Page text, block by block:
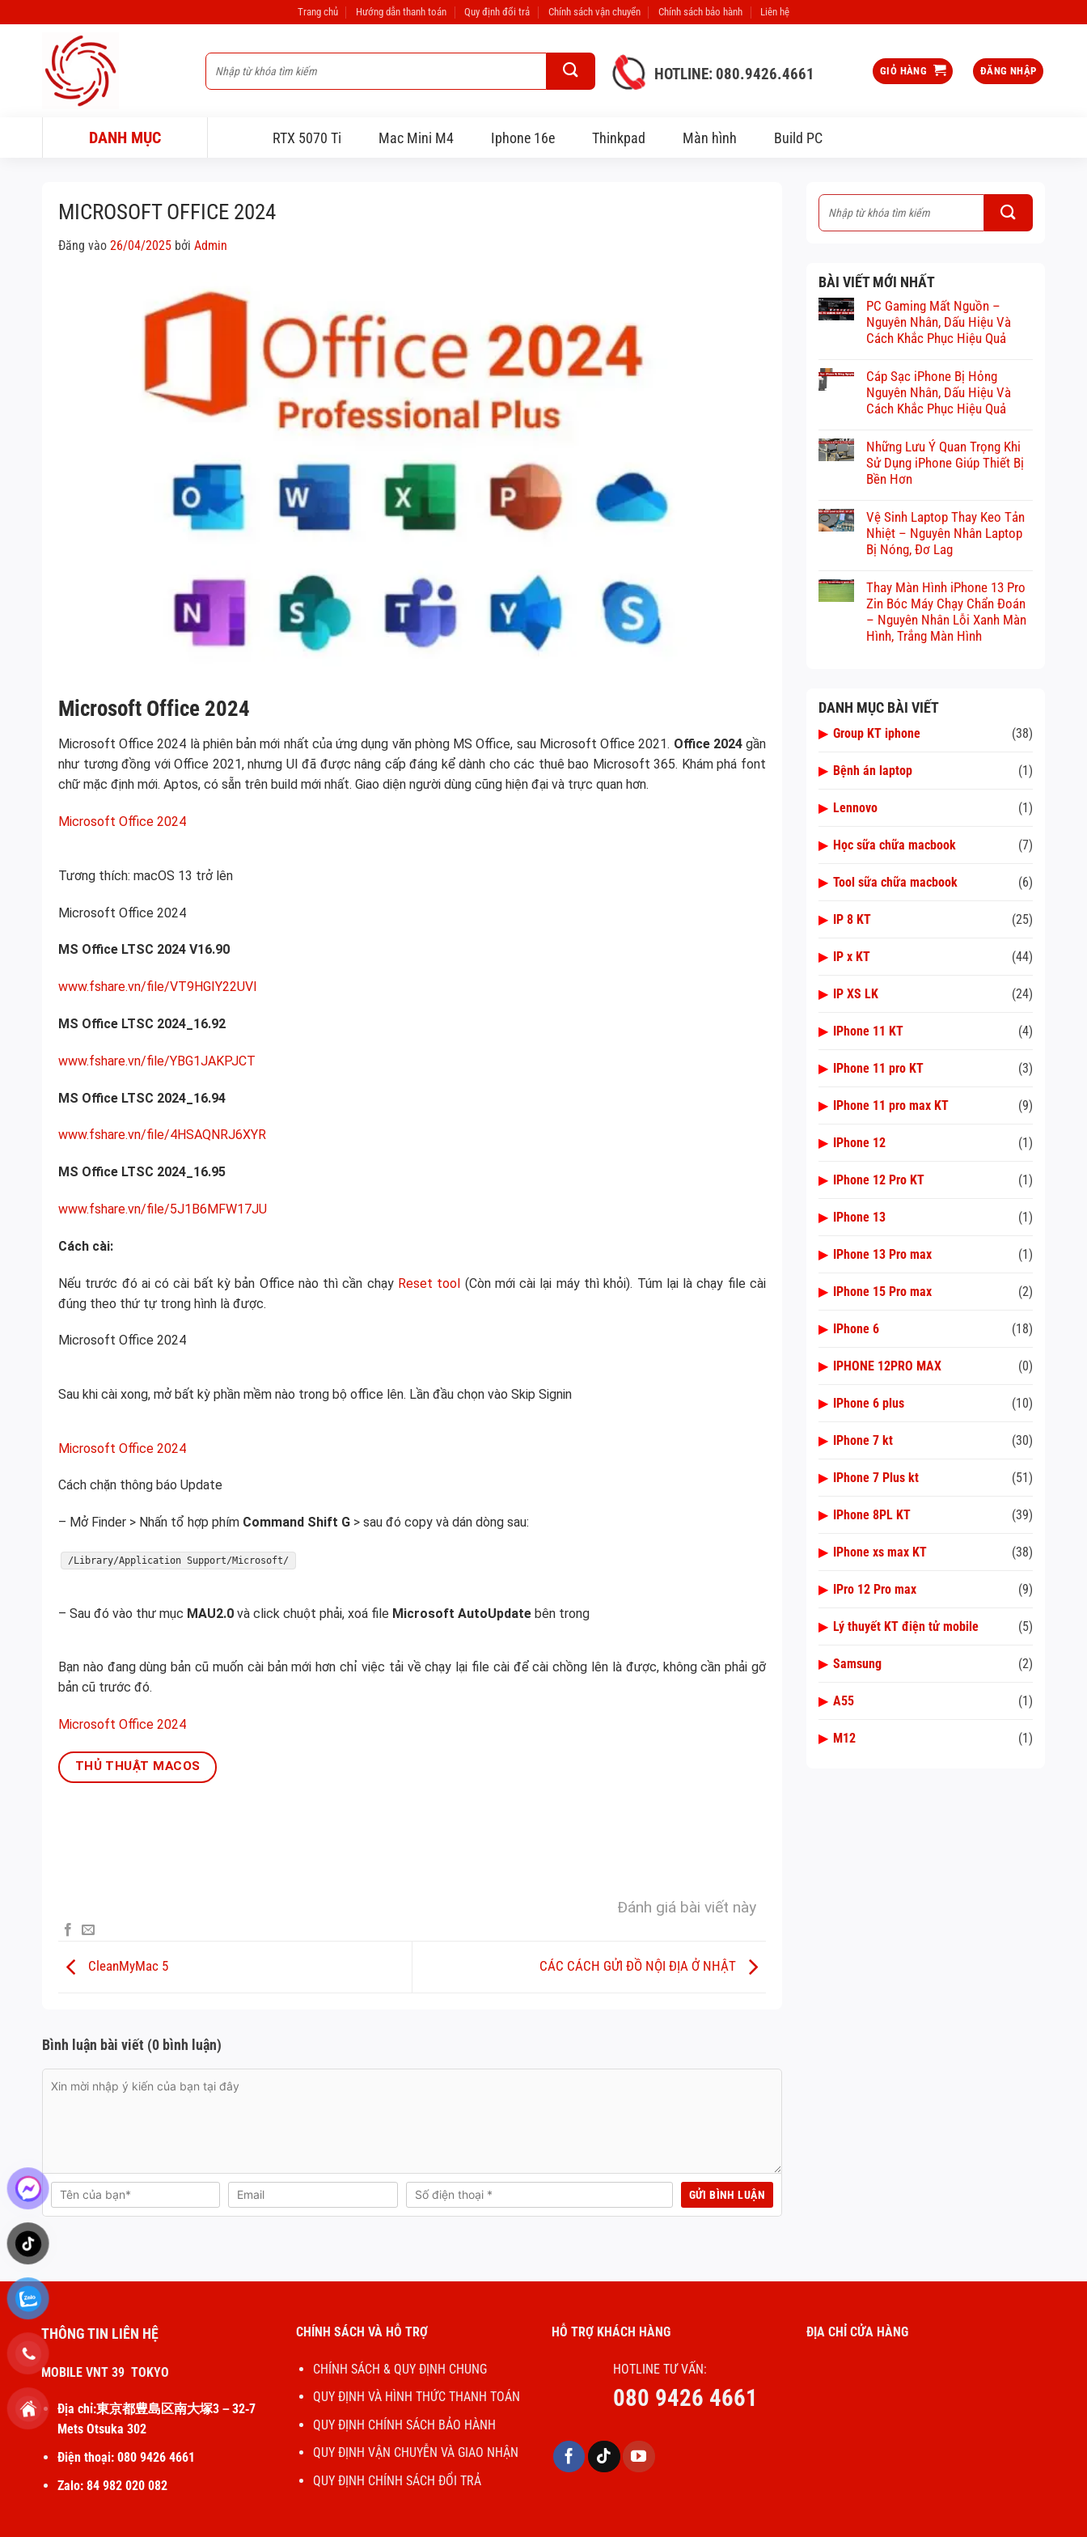
qua
Trang chủ Hướng dẫn thanh toán Quy định đổi trả Chính sách vận chuyển Chính sách bảo hành Liên hệ
Tìm
kiếm:
HOTLINE: 080.9426.4661 GIỎ HÀNG ĐĂNG NHẬP
DANH MỤC RTX 5070 Ti Mac Mini M4 Iphone 16e Thinkpad Màn hình Build PC
MICROSOFT OFFICE 2024
Đăng vào 26/04/2025 bởi Admin
Microsoft Office 2024
Microsoft Office 2024 là phiên bản mới nhất của ứng dụng văn phòng MS Office, sau Microsoft Office 2021. Office 2024gần
như tương đồng với Office 2021, nhưng UI đã được nâng cấp đáng kể dành cho các thuê bao Microsoft 365. Khám phá font
chữ mặc định mới. Aptos, có sẵn trên build mới nhất. Giao diện người dùng cũng hiện đại và trực quan hơn.
Microsoft Office 2024
Tương thích: macOS 13 trở lên
Microsoft Office 2024
MS Office LTSC 2024 V16.90
www.fshare.vn/file/VT9HGIY22UVI
MS Office LTSC 2024_16.92
www.fshare.vn/file/YBG1JAKPJCT
MS Office LTSC 2024_16.94
www.fshare.vn/file/4HSAQNRJ6XYR
MS Office LTSC 2024_16.95
www.fshare.vn/file/5J1B6MFW17JU
Cách cài:
Nếu trước đó ai có cài bất kỳ bản Office nào thì cần chạy Reset tool (Còn mới cài lại máy thì khỏi). Túm lại là chạy file cài
đúng theo thứ tự trong hình là được.
Microsoft Office 2024
Sau khi cài xong, mở bất kỳ phần mềm nào trong bộ office lên. Lần đầu chọn vào Skip Signin
Microsoft Office 2024
Cách chặn thông báo Update
– Mở Finder > Nhấn tổ hợp phím Command Shift G > sau đó copy và dán dòng sau:
/Library/Application Support/Microsoft/
– Sau đó vào thư mục MAU2.0 và click chuột phải, xoá file Microsoft AutoUpdate bên trong
Bạn nào đang dùng bản cũ muốn cài bản mới hơn chỉ việc tải về chạy lại file cài để cài chồng lên là được, không cần phải gỡ
bản cũ trước đó.
Microsoft Office 2024
THỦ THUẬT MACOS
Đánh giá bài viết này
CleanMyMac 5 CÁC CÁCH GỬI ĐỒ NỘI ĐỊA Ở NHẬT
Bình luận bài viết (0 bình luận)
BÀI VIẾT MỚI NHẤT
PC Gaming Mất Nguồn –
Nguyên Nhân, Dấu Hiệu Và
Cách Khắc Phục Hiệu Quả
Cáp Sạc iPhone Bị Hỏng
Nguyên Nhân, Dấu Hiệu Và
Cách Khắc Phục Hiệu Quả
Những Lưu Ý Quan Trọng Khi
Sử Dụng iPhone Giúp Thiết Bị
Bền Hơn
Vệ Sinh Laptop Thay Keo Tản
Nhiệt – Nguyên Nhân Laptop
Bị Nóng, Đơ Lag
Thay Màn Hình iPhone 13 Pro
Zin Bóc Máy Chạy Chẩn Đoán
– Nguyên Nhân Lỗi Xanh Màn
Hình, Trắng Màn Hình
DANH MỤC BÀI VIẾT
▶ Group KT iphone (38)
▶ Bệnh án laptop (1)
▶ Lennovo (1)
▶ Học sữa chữa macbook (7)
▶ Tool sữa chữa macbook (6)
▶ IP 8 KT (25)
▶ IP x KT (44)
▶ IP XS LK (24)
▶ IPhone 11 KT (4)
▶ IPhone 11 pro KT (3)
▶ IPhone 11 pro max KT (9)
▶ IPhone 12 (1)
▶ IPhone 12 Pro KT (1)
▶ IPhone 13 (1)
▶ IPhone 13 Pro max (1)
▶ IPhone 15 Pro max (2)
▶ IPhone 6 (18)
▶ IPHONE 12PRO MAX (0)
▶ IPhone 6 plus (10)
▶ IPhone 7 kt (30)
▶ IPhone 7 Plus kt (51)
▶ IPhone 8PL KT (39)
▶ IPhone xs max KT (38)
▶ IPro 12 Pro max (9)
▶ Lý thuyết KT điện tử mobile (5)
▶ Samsung (2)
▶ A55 (1)
▶ M12 (1)
THÔNG TIN LIÊN HỆ
MOBILE VNT 39 TOKYO
Địa chỉ:東京都豊島区南大塚3－32‐7
Mets Otsuka 302
Điện thoại: 080 9426 4661
Zalo: 84 982 020 082
CHÍNH SÁCH VÀ HỖ TRỢ
CHÍNH SÁCH & QUY ĐỊNH CHUNG
QUY ĐỊNH VÀ HÌNH THỨC THANH TOÁN
QUY ĐỊNH CHÍNH SÁCH BẢO HÀNH
QUY ĐỊNH VẬN CHUYỄN VÀ GIAO NHẬN
QUY ĐỊNH CHÍNH SÁCH ĐỔI TRẢ
HỖ TRỢ KHÁCH HÀNG
HOTLINE TƯ VẤN:
080 9426 4661
ĐỊA CHỈ CỬA HÀNG